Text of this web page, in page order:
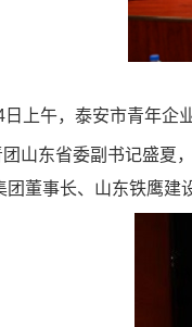
上午，泰安市青年企
山东省委副书记盛夏
团董事长、山东铁鹰建